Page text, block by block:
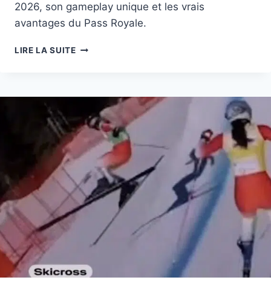
2026, son gameplay unique et les vrais
avantages du Pass Royale.
LIRE LA SUITEVIDEO
ANS
CLASH
ROYALE
STATS
ET
PARCOURS